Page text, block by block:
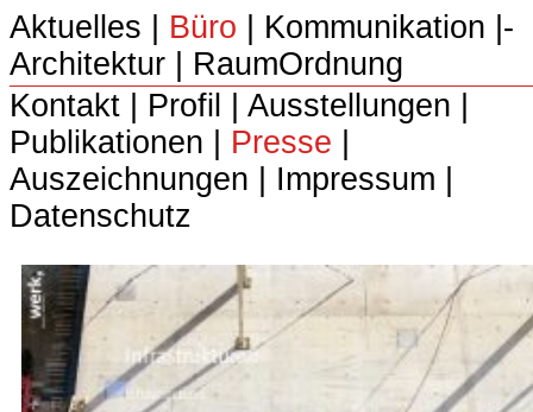
Aktuelles Büro Kommunikation |­
Architektur
RaumOrdnung
Kontakt
Profil Ausstellungen
Publikationen
Presse
Auszeichnungen
Impressum
Datenschutz